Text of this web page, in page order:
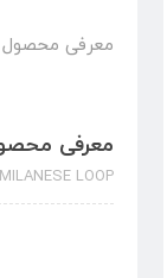
معرفی محصول
معرفی
LOOP